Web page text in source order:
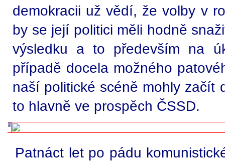
demokracii už vědí, že volby v
by se její politici měli hodně
výsledku a to především na
případě docela možného
naší politické scéně mohly začít
to hlavně ve prospěch ČSSD.
Patnáct let po pádu